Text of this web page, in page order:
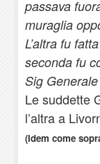
passava
muraglia
L’altra fu
seconda fu
Sig
Le suddette
l’altra a
(Idem come